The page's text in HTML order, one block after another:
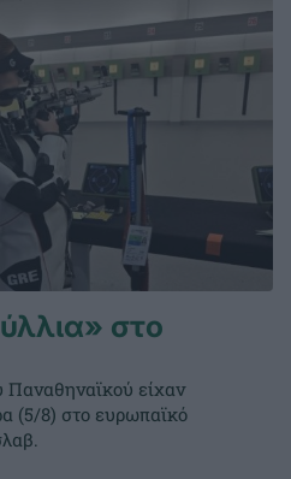
στο
Παναθηναϊκού είχαν
(5/8) στο ευρωπαϊκό